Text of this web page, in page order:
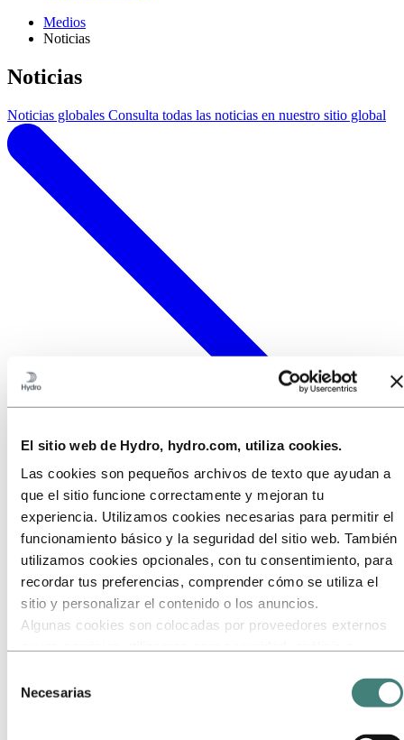
El sitio web de Hydro, hydro.com, utiliza cookies.
Las cookies son pequeños archivos de texto que ayudan a
que el sitio funcione correctamente y mejoran tu
experiencia. Utilizamos cookies necesarias para permitir el
funcionamiento básico y la seguridad del sitio web. También
utilizamos cookies opcionales, con tu consentimiento, para
recordar tus preferencias, comprender cómo se utiliza el
sitio y personalizar el contenido o los anuncios.
Algunas cookies son colocadas por proveedores externos
recopilada de tu uso de nuestro sitio con otra información
que les hayas proporcionado o que hayan recopilado a
través de tu uso de sus servicios. El tercero listado como
Necesarias
Medios
Noticias
Noticias
Noticias globales Consulta todas las noticias en nuestro sitio global